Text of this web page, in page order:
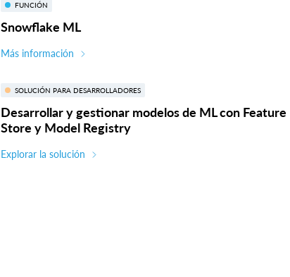
FUNCIÓN
Snowflake ML
Más información
SOLUCIÓN PARA DESARROLLADORES
Desarrollar y gestionar modelos de ML con Feature
Store y Model Registry
Explorar la solución